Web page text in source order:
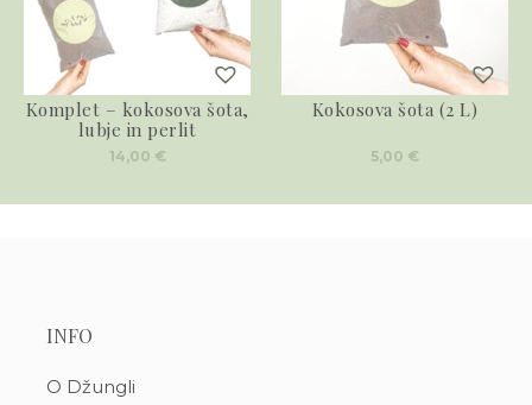
Komplet – kokosova šota,
lubje in perlit
14,00 €
Kokosova šota (2 L)
5,00 €
INFO
O Džungli